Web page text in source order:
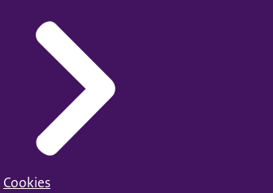
Cookies